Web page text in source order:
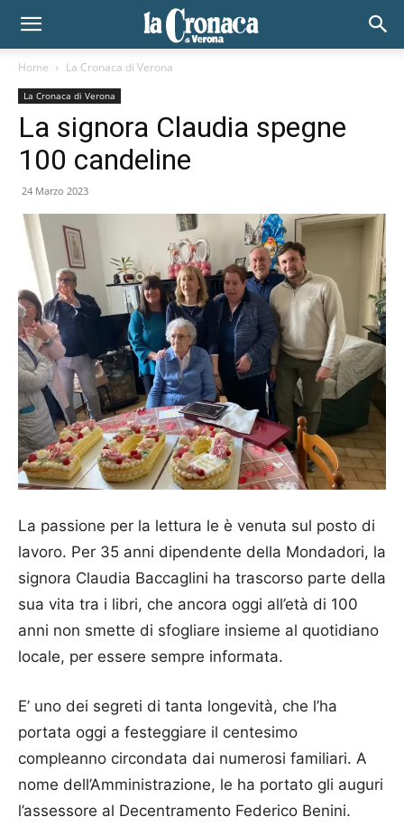
Home La Cronaca di Verona
La Cronaca di Verona
La signora Claudia spegne
100 candeline
24 Marzo 2023
La passione per la lettura le è venuta sul posto di
lavoro. Per 35 anni dipendente della Mondadori, la
signora Claudia Baccaglini ha trascorso parte della
sua vita tra i libri, che ancora oggi all’età di 100
anni non smette di sfogliare insieme al quotidiano
locale, per essere sempre informata.
E’ uno dei segreti di tanta longevità, che l’ha
portata oggi a festeggiare il centesimo
compleanno circondata dai numerosi familiari. A
nome dell’Amministrazione, le ha portato gli auguri
l’assessore al Decentramento Federico Benini.